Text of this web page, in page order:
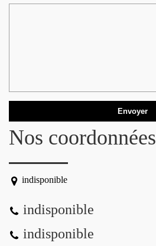
Nos coordonnées
indisponible
indisponible
indisponible